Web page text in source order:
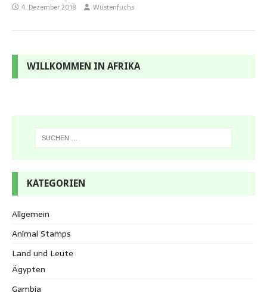
4. Dezember 2018 Wüstenfuchs
WILLKOMMEN IN AFRIKA
KATEGORIEN
Allgemein
Animal Stamps
Land und Leute
Ägypten
Gambia